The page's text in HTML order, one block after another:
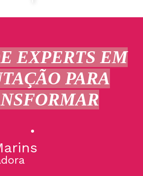
EXPERTS EM
PARA